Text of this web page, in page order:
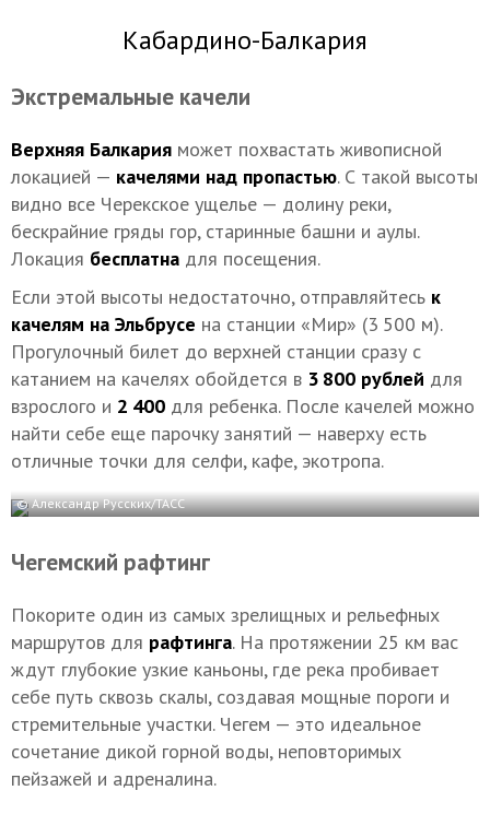
Кабардино-Балкария
Экстремальные качели
Верхняя Балкария может похвастать живописной
локацией — качелями над пропастью. С такой высоты
видно все Черекское ущелье — долину реки,
бескрайние гряды гор, старинные башни и аулы.
Локация бесплатна для посещения.
Если этой высоты недостаточно, отправляйтесь к
качелям на Эльбрусе на станции «Мир» (3 500 м).
Прогулочный билет до верхней станции сразу с
катанием на качелях обойдется в 3 800 рублей для
взрослого и 2 400 для ребенка. После качелей можно
найти себе еще парочку занятий — наверху есть
отличные точки для селфи, кафе, экотропа.
© Александр Русских/ТАСС
Чегемский рафтинг
Покорите один из самых зрелищных и рельефных
маршрутов для рафтинга. На протяжении 25 км вас
ждут глубокие узкие каньоны, где река пробивает
себе путь сквозь скалы, создавая мощные пороги и
стремительные участки. Чегем — это идеальное
сочетание дикой горной воды, неповторимых
пейзажей и адреналина.